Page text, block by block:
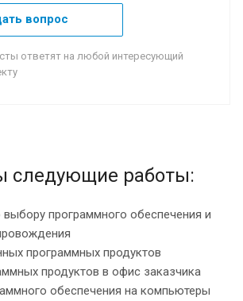
вопрос
ответят на любой интересующий
следующие работы:
выбору программного обеспечения и
программных продуктов
продуктов в офис заказчика
обеспечения на компьютеры